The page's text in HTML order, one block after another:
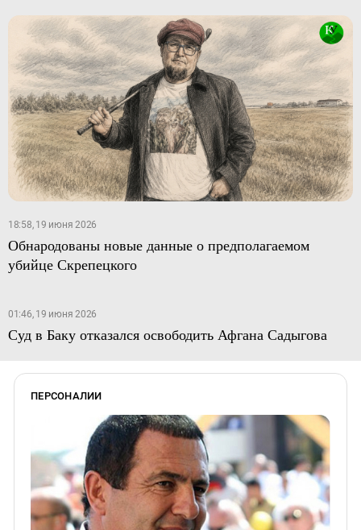
18:58, 19 июня 2026
Обнародованы новые данные о предполагаемом
убийце Скрепецкого
01:46, 19 июня 2026
Суд в Баку отказался освободить Афгана Садыгова
ПЕРСОНАЛИИ